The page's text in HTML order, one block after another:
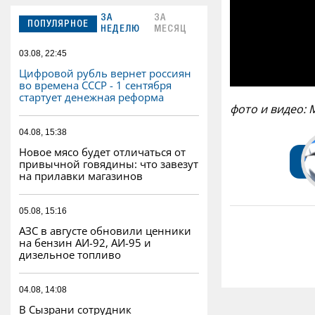
ПОПУЛЯРНОЕ
ЗА
НЕДЕЛЮ
ЗА
МЕСЯЦ
03.08, 22:45
Цифровой рубль вернет россиян
во времена СССР - 1 сентября
стартует денежная реформа
04.08, 15:38
Новое мясо будет отличаться от
привычной говядины: что завезут
на прилавки магазинов
05.08, 15:16
АЗС в августе обновили ценники
на бензин АИ-92, АИ-95 и
дизельное топливо
04.08, 14:08
В Сызрани сотрудник
фото и видео: